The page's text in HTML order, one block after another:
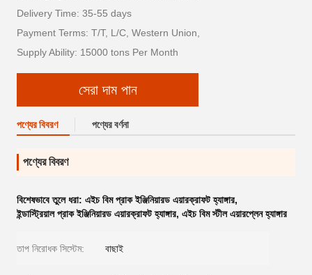
Delivery Time: 35-55 days
Payment Terms: T/T, L/C, Western Union,
Supply Ability: 15000 tons Per Month
সেরা দাম পান
পণ্যের বিবরণ পণ্যের বর্ণনা
পণ্যের বিবরণ
বিশেষভাবে তুলে ধরা: এইচ বিম প্রাক ইঞ্জিনিয়ারড এয়ারক্রাফট হ্যাঙ্গার,
ইন্ডাস্ট্রিয়াল প্রাক ইঞ্জিনিয়ারড এয়ারক্রাফট হ্যাঙ্গার, এইচ বিম স্টীল এয়ারপ্লেন হ্যাঙ্গার
তাপ নিরোধক সিস্টেম: বাছাই